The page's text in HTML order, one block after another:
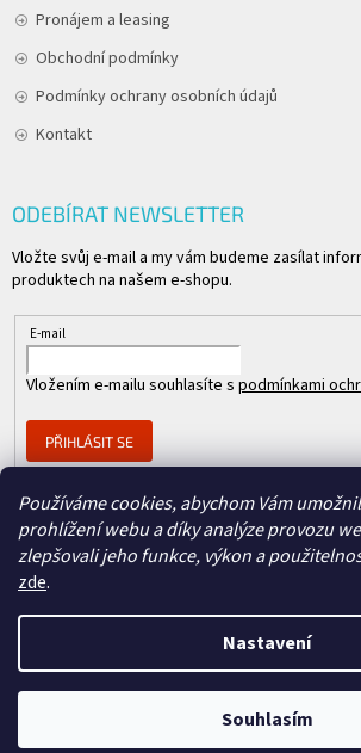
Používáme cookies, abychom Vám
prohlížení webu a díky analýze provozu
zlepšovali jeho funkce, výkon a
zde.
Nastavení
Souhlasím
Pronájem a leasing
Obchodní podmínky
Podmínky ochrany osobních údajů
Kontakt
ODEBÍRAT NEWSLETTER
Vložte svůj e-mail a my vám budeme zasílat
produktech na našem e-shopu.
E-mail
Vložením e-mailu souhlasíte s podmínkami
PŘIHLÁSIT SE
Vytvořil Shoptet &
Člen skupiny
REPASOVANÉ CISCO.